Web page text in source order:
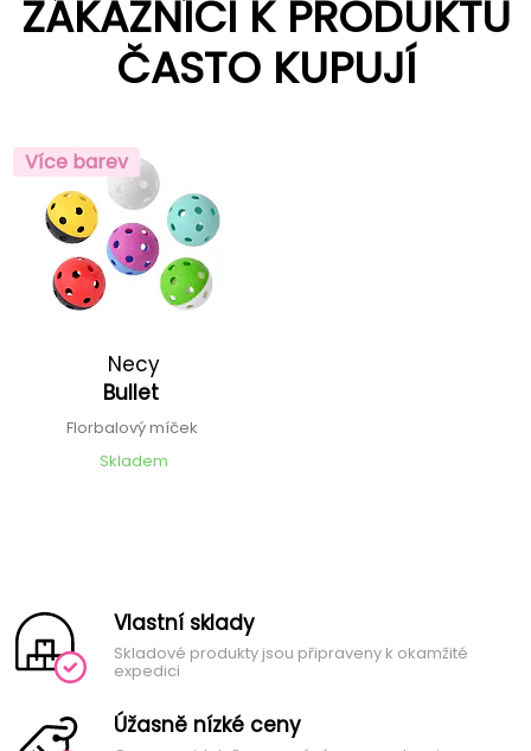
ZÁKAZNÍCI K PRODUKTU
ČASTO KUPUJÍ
Více barev
Necy
Bullet
Florbalový míček
Skladem
Vlastní sklady
Skladové produkty jsou připraveny k okamžité
expedici
Úžasně nízké ceny